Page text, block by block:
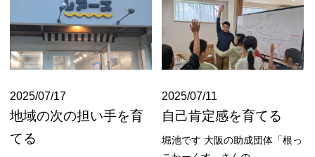
2025/07/17
地域の次の担い手を育
てる
2025/07/11
自己肯定感を育てる
堀池です 大阪の助成団体「根っ